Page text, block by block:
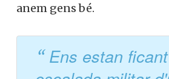
anem gens bé.
Ens estan